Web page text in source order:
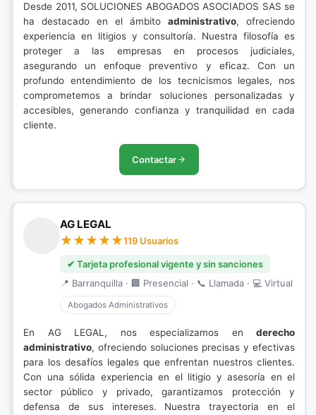
Desde 2011, SOLUCIONES ABOGADOS ASOCIADOS SAS se
ha destacado en el ámbito administrativo, ofreciendo
experiencia en litigios y consultoría. Nuestra filosofía es
proteger a las empresas en procesos judiciales,
asegurando un enfoque preventivo y eficaz. Con un
profundo entendimiento de los tecnicismos legales, nos
comprometemos a brindar soluciones personalizadas y
accesibles, generando confianza y tranquilidad en cada
cliente.
Contactar
AG LEGAL
119 Usuarios
✔ Tarjeta profesional vigente y sin sanciones
📍 Barranquilla · 🏢 Presencial · 📞 Llamada · 💻 Virtual
Abogados Administrativos
En AG LEGAL, nos especializamos en derecho
administrativo, ofreciendo soluciones precisas y efectivas
para los desafíos legales que enfrentan nuestros clientes.
Con una sólida experiencia en el litigio y asesoría en el
sector público y privado, garantizamos protección y
defensa de sus intereses. Nuestra trayectoria en el